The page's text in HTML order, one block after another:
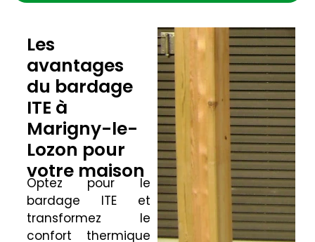
Les
avantages
du bardage
ITE à
Marigny-le-
Lozon pour
votre maison
Optez pour le
bardage ITE et
transformez le
confort thermique